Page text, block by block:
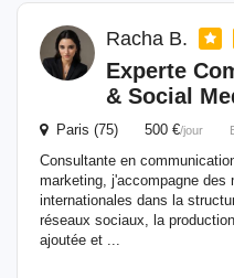
Racha B.
Experte
& Social
Paris (75) 500 €/jour
Consultante en
marketing, j'accompagne des
internationales dans la
réseaux sociaux, la
ajoutée et ...